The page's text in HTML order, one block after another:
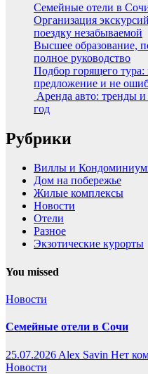
Семейные отели в
Организация
поездку незабываемой
Высшее образование,
полное руководство
Подбор горящего
предложение и не
Аренда авто: тренды
год
Рубрики
Виллы и
Дом на побережье
Жилые комплексы
Новости
Отели
Разное
Экзотические курорты
You missed
Новости
Семейные отели в Сочи
25.07.2026 Alex Savin Нет
Новости